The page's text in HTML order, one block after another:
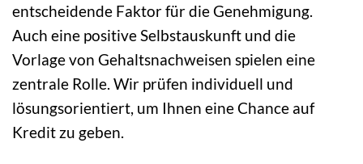
entscheidende Faktor für die Genehmigung.
Auch eine positive Selbstauskunft und die
Vorlage von Gehaltsnachweisen spielen eine
zentrale Rolle. Wir prüfen individuell und
lösungsorientiert, um Ihnen eine Chance auf
Kredit zu geben.